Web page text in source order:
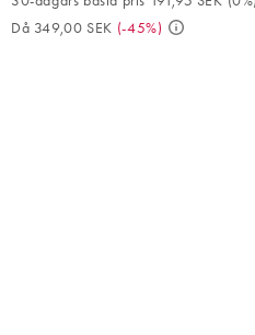
Då 349,00 SEK (-45%)